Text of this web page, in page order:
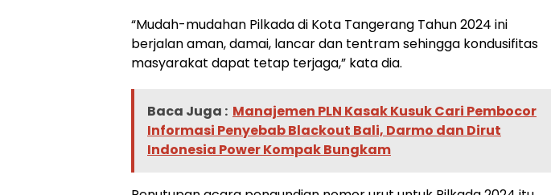
“Mudah-mudahan Pilkada di Kota Tangerang Tahun 2024 ini
berjalan aman, damai, lancar dan tentram sehingga kondusifitas
masyarakat dapat tetap terjaga,” kata dia.
Baca Juga : Manajemen PLN Kasak Kusuk Cari Pembocor
Informasi Penyebab Blackout Bali, Darmo dan Dirut
Indonesia Power Kompak Bungkam